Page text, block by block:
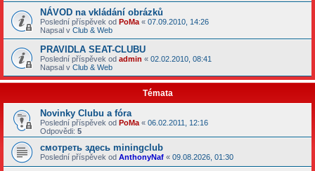
NÁVOD na vkládání obrázků
Poslední příspěvek od PoMa « 07.09.2010, 14:26
Napsal v Club & Web
PRAVIDLA SEAT-CLUBU
Poslední příspěvek od admin « 02.02.2010, 08:41
Napsal v Club & Web
Témata
Novinky Clubu a fóra
Poslední příspěvek od PoMa « 06.02.2011, 12:16
Odpovědi: 5
смотреть здесь miningclub
Poslední příspěvek od AnthonyNaf « 09.08.2026, 01:30